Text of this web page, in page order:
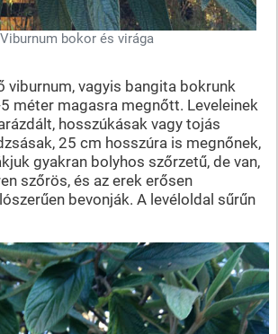
Viburnum bokor és virága
viburnum, vagyis bangita bokrunk
méter magasra megnőtt. Leveleinek
hosszúkásak vagy tojás
25 cm hosszúra is megnőnek,
gyakran bolyhos szőrzetű, de van,
szőrös, és az erek erősen
bevonják. A levéloldal sűrűn